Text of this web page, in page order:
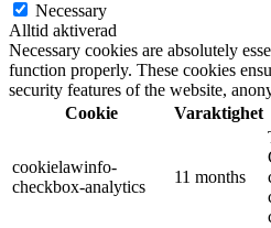
Necessary
Alltid aktiverad
Necessary cookies are absolutely
function properly. These cookies
security features of the website,
Cookie
Varaktighet
cookielawinfo-
checkbox-analytics
11 months